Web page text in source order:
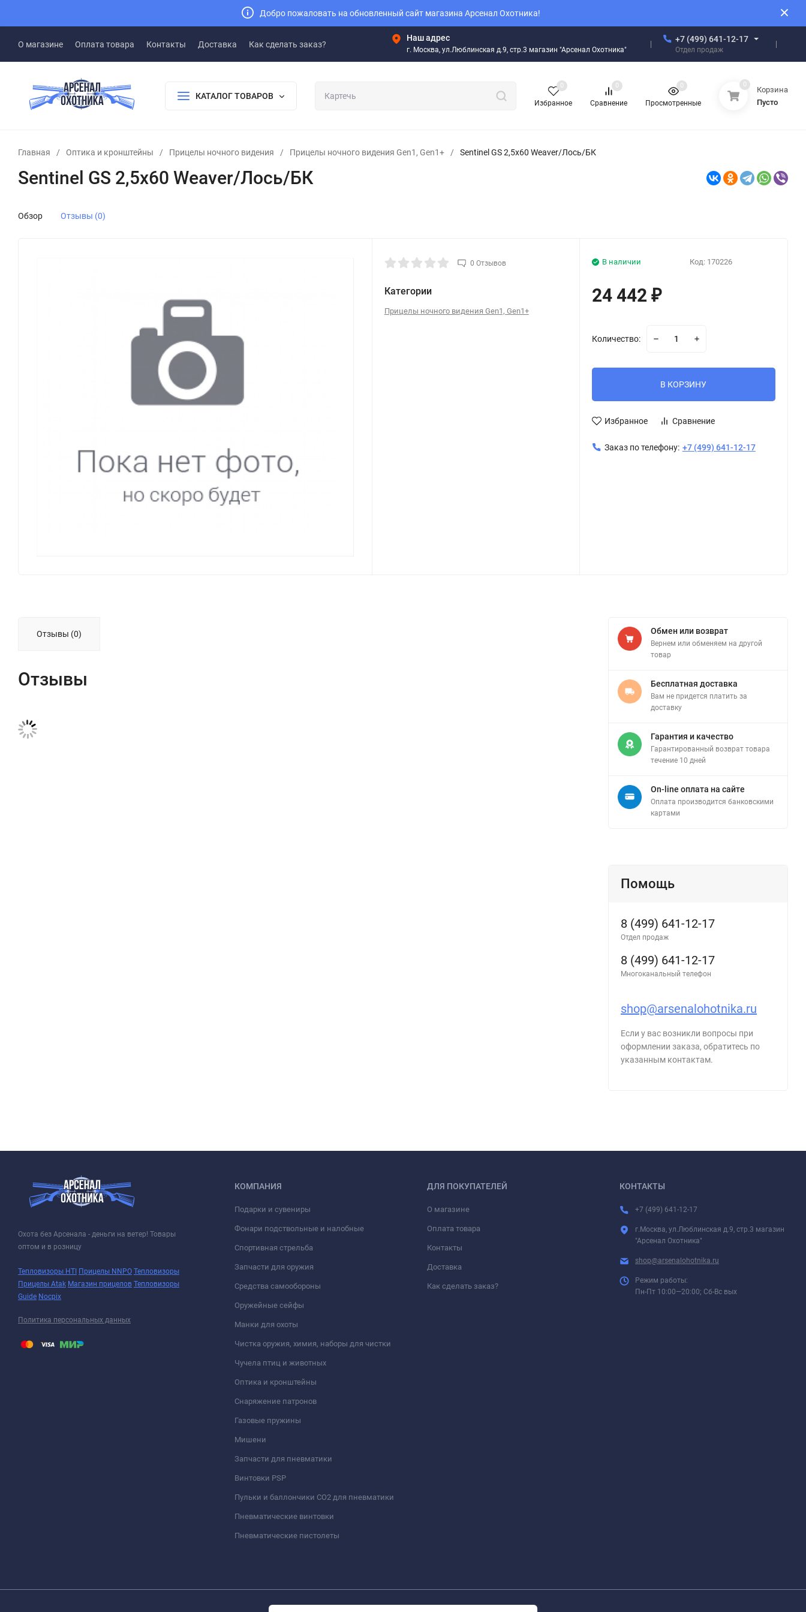
Добро пожаловать на обновленный сайт магазина Арсенал Охотника!
О магазине Оплата товара Контакты Доставка Как сделать заказ?
Наш адрес
г. Москва, ул.Люблинская д.9, стр.3 магазин "Арсенал Охотника"
+7 (499) 641-12-17
Отдел продаж
КАТАЛОГ ТОВАРОВ
Избранное
0
Сравнение
0
Просмотренные
0 0
Корзина
Пусто
Главная / Оптика и кронштейны / Прицелы ночного видения / Прицелы ночного видения Gen1, Gen1+ / Sentinel GS 2,5x60 Weaver/Лось/БК
Sentinel GS 2,5x60 Weaver/Лось/БК
Обзор Отзывы (0)
0 Отзывов
Категории
Прицелы ночного видения Gen1, Gen1+
Код: 170226
В наличии
24 442 ₽
Количество:
В КОРЗИНУ
Избранное Сравнение
Заказ по телефону: +7 (499) 641-12-17
Отзывы (0)
Отзывы
Обмен или возврат
Вернем или обменяем на другой
товар
Бесплатная доставка
Вам не придется платить за
доставку
Гарантия и качество
Гарантированный возврат товара
течение 10 дней
On-line оплата на сайте
Оплата производится банковскими
картами
Помощь
8 (499) 641-12-17
Отдел продаж
8 (499) 641-12-17
Многоканальный телефон
shop@arsenalohotnika.ru
Если у вас возникли вопросы при
оформлении заказа, обратитесь по
указанным контактам.
Охота без Арсенала - деньги на ветер! Товары
оптом и в розницу
Тепловизоры HTI Прицелы NNPO Тепловизоры
Прицелы Atak Магазин прицелов Тепловизоры
Guide Nocpix
Политика персональных данных
КОМПАНИЯ
Подарки и сувениры
Фонари подствольные и налобные
Спортивная стрельба
Запчасти для оружия
Средства самообороны
Оружейные сейфы
Манки для охоты
Чистка оружия, химия, наборы для чистки
Чучела птиц и животных
Оптика и кронштейны
Снаряжение патронов
Газовые пружины
Мишени
Запчасти для пневматики
Винтовки PSP
Пульки и баллончики СО2 для пневматики
Пневматические винтовки
Пневматические пистолеты
ДЛЯ ПОКУПАТЕЛЕЙ
О магазине
Оплата товара
Контакты
Доставка
Как сделать заказ?
КОНТАКТЫ
+7 (499) 641-12-17
г.Москва, ул.Люблинская д.9, стр.3 магазин
"Арсенал Охотника"
shop@arsenalohotnika.ru
Режим работы:
Пн-Пт 10:00—20:00; Сб-Вс вых